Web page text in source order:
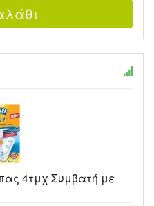
4τμχ Συμβατή με